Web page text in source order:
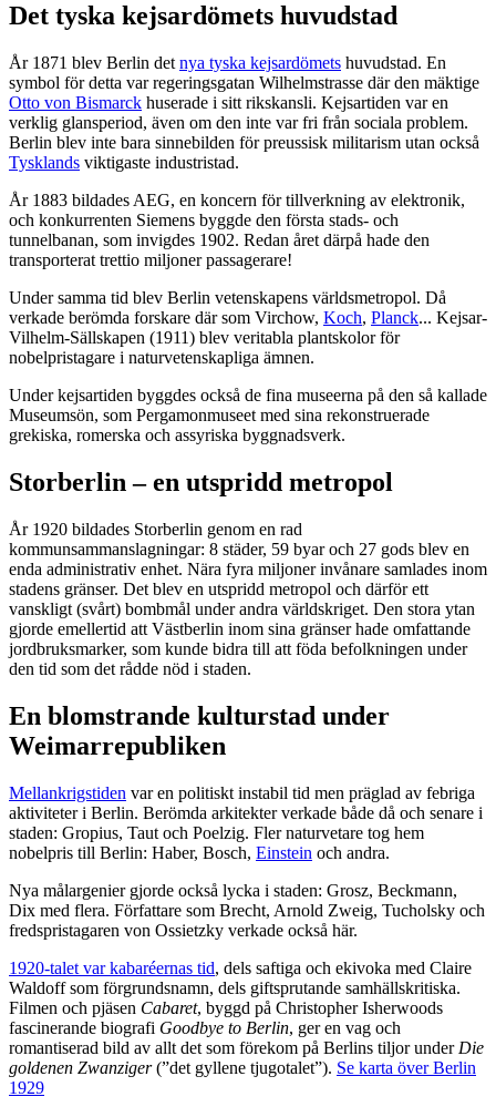
Det tyska kejsardömets huvudstad
År 1871 blev Berlin det nya tyska kejsardömets huvudstad. En
symbol för detta var regeringsgatan Wilhelmstrasse där den mäktige
Otto von Bismarck huserade i sitt rikskansli. Kejsartiden var en
verklig glansperiod, även om den inte var fri från sociala problem.
Berlin blev inte bara sinnebilden för preussisk militarism utan också
Tysklands viktigaste industristad.
År 1883 bildades AEG, en koncern för tillverkning av elektronik,
och konkurrenten Siemens byggde den första stads- och
tunnelbanan, som invigdes 1902. Redan året därpå hade den
transporterat trettio miljoner passagerare!
Under samma tid blev Berlin vetenskapens världsmetropol. Då
verkade berömda forskare där som Virchow, Koch, Planck... Kejsar-
Vilhelm-Sällskapen (1911) blev veritabla plantskolor för
nobelpristagare i naturvetenskapliga ämnen.
Under kejsartiden byggdes också de fina museerna på den så kallade
Museumsön, som Pergamonmuseet med sina rekonstruerade
grekiska, romerska och assyriska byggnadsverk.
Storberlin – en utspridd metropol
År 1920 bildades Storberlin genom en rad
kommunsammanslagningar: 8 städer, 59 byar och 27 gods blev en
enda administrativ enhet. Nära fyra miljoner invånare samlades inom
stadens gränser. Det blev en utspridd metropol och därför ett
vanskligt (svårt) bombmål under andra världskriget. Den stora ytan
gjorde emellertid att Västberlin inom sina gränser hade omfattande
jordbruksmarker, som kunde bidra till att föda befolkningen under
den tid som det rådde nöd i staden.
En blomstrande kulturstad under
Weimarrepubliken
Mellankrigstiden var en politiskt instabil tid men präglad av febriga
aktiviteter i Berlin. Berömda arkitekter verkade både då och senare i
staden: Gropius, Taut och Poelzig. Fler naturvetare tog hem
nobelpris till Berlin: Haber, Bosch, Einstein och andra.
Nya målargenier gjorde också lycka i staden: Grosz, Beckmann,
Dix med flera. Författare som Brecht, Arnold Zweig, Tucholsky och
fredspristagaren von Ossietzky verkade också här.
1920-talet var kabaréernas tid, dels saftiga och ekivoka med Claire
Waldoff som förgrundsnamn, dels giftsprutande samhällskritiska.
Filmen och pjäsen Cabaret, byggd på Christopher Isherwoods
fascinerande biografi Goodbye to Berlin, ger en vag och
romantiserad bild av allt det som förekom på Berlins tiljor under Die
goldenen Zwanziger(”det gyllene tjugotalet”). Se karta över Berlin
1929